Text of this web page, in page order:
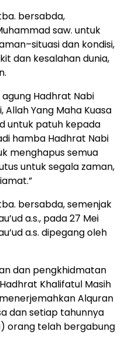
bersabda,
saw. untuk
dan kondisi,
dan kesalahan dunia,
Hadhrat Nabi
Allah Yang Maha Kuasa
untuk patuh kepada
hamba Hadhrat Nabi
menghapus semua
untuk segala zaman,
bersabda, semenjak
a.s., pada 27 Mei
a.s. dipegang oleh
dan pengkhidmatan
Khalifatul Masih
Alquran
dan setiap tahunnya
orang telah bergabung